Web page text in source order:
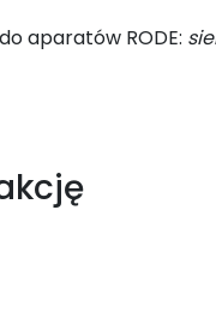
aparatów RODE: